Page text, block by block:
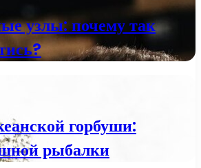
узлы: почему так
горбуши:
рыбалки